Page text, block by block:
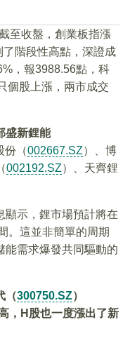
至收盤，創業板指漲
階段性高點，深證成
，報3988.56點，科
個股上漲，兩市成交
盛新鋰能
份（002667.SZ）、博
002192.SZ）、天齊鋰
顯示，鋰市場預計將在
。這並非簡單的周期
能需求爆發共同驅動的
（300750.SZ）
，H 股也一度漲出了新